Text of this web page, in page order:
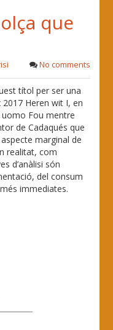
que
No comments
títol per ser una
Heren wit I, en
Fou mentre
de Cadaqués que
marginal de
realitat, com
d’anàlisi són
del consum
immediates.